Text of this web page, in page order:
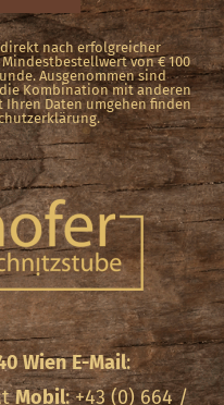
nach erfolgreicher
von € 100
Ausgenommen sind
Kombination mit anderen
Daten umgehen finden
Wien E-Mail:
Mobil: +43 (0) 664 /